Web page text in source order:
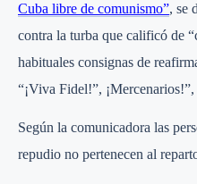
Cuba libre de comunismo”, se
contra la turba que calificó de
habituales consignas de
“¡Viva Fidel!”,
Según la comunicadora las
repudio no pertenecen al